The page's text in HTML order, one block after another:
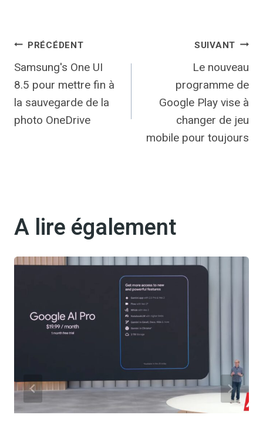
Navigation
de
l’article
PRÉCÉDENT
Samsung's One UI
8.5 pour mettre fin à
la sauvegarde de la
photo OneDrive
SUIVANT
Le nouveau
programme de
Google Play vise à
changer de jeu
mobile pour toujours
A lire également